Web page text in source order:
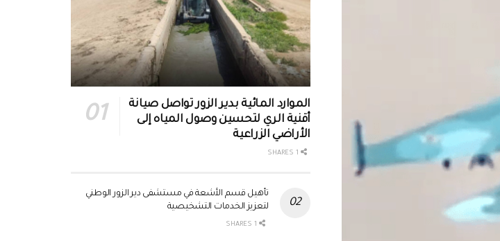
الموارد المائية بدير الزور تواصل صيانة
أقنية الري لتحسين وصول المياه إلى
الأراضي الزراعية
تأهيل قسم الأشعة في مستشفى دير الزور الوطني
لتعزيز الخدمات التشخيصية